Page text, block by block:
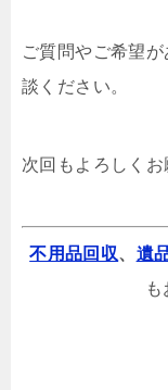
ご質問やご希望
談ください。
次回もよろしくお
不用品回収、 遺